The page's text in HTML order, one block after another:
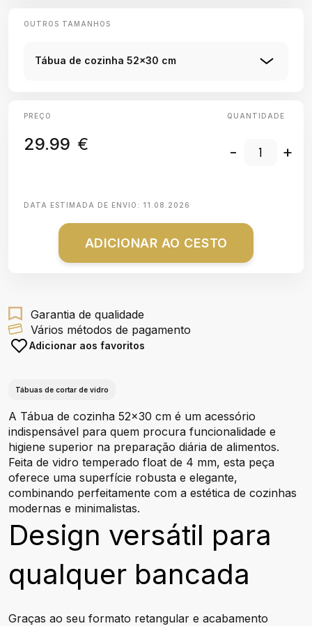
OUTROS TAMANHOS
Tábua de cozinha 52x30 cm
PREÇO
29.99 €
QUANTIDADE
- +
DATA ESTIMADA DE ENVIO: 11.08.2026
ADICIONAR AO CESTO
Garantia de qualidade
Vários métodos de pagamento
Adicionar aos favoritos
Tábuas de cortar de vidro
A Tábua de cozinha 52x30 cm é um acessório
indispensável para quem procura funcionalidade e
higiene superior na preparação diária de alimentos.
Feita de vidro temperado float de 4 mm, esta peça
oferece uma superfície robusta e elegante,
combinando perfeitamente com a estética de cozinhas
modernas e minimalistas.
Design versátil para
qualquer bancada
Graças ao seu formato retangular e acabamento